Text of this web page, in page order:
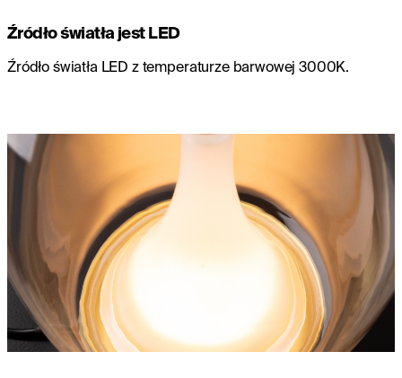
Źródło światła jest LED
Źródło światła LED z temperaturze barwowej 3000K.